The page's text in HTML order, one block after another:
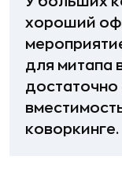
хороший
для митапа
коворкинге.